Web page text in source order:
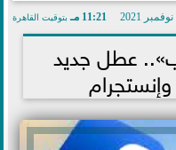
11:21 مـ بتوقيت القاهرة
عطل جديد